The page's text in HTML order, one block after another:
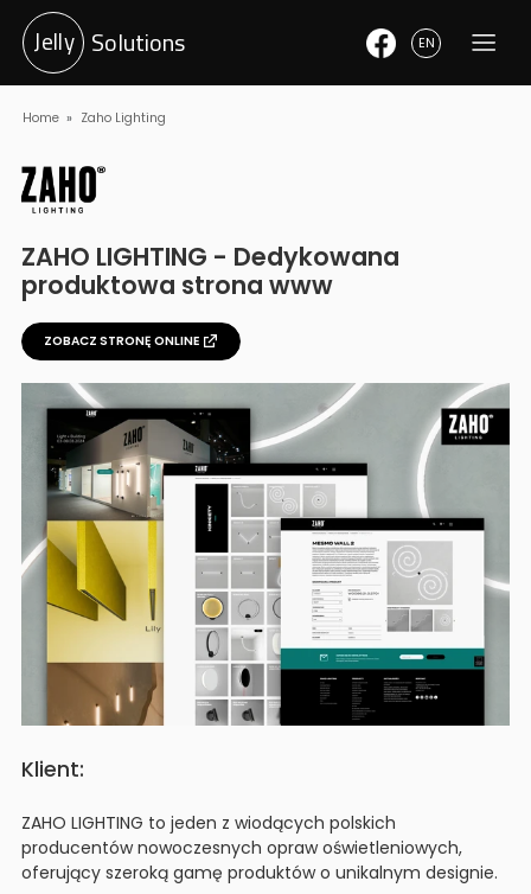
Jelly Solutions EN
Home Zaho Lighting
ZAHO LIGHTING - Dedykowana
produktowa strona www
ZOBACZ STRONĘ ONLINE
Klient:
ZAHO LIGHTING to jeden z wiodących polskich
producentów nowoczesnych opraw oświetleniowych,
oferujący szeroką gamę produktów o unikalnym designie.